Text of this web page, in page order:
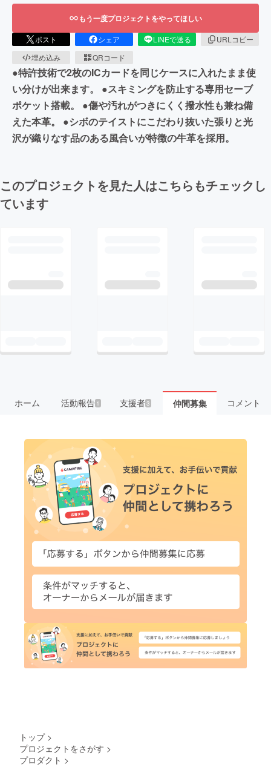
もう一度プロジェクトをやってほしい
ポスト シェア LINEで送る
URLコピー
埋め込み
QRコード
●特許技術で2枚のICカードを同じケースに入れたまま使
い分けが出来ます。 ●スキミングを防止する専用セーブ
ポケット搭載。 ●傷や汚れがつきにくく撥水性も兼ね備
えた本革。 ●シボのテイストにこだわり抜いた張りと光
沢が織りなす品のある風合いが特徴の牛革を採用。
このプロジェクトを見た人はこちらもチェックし
ています
ホーム 活動報告1 支援者3 仲間募集 コメント
トップ >
プロジェクトをさがす >
プロダクト >